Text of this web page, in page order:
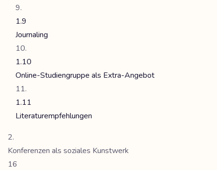
1.9
Journaling
1.10
Online-Studiengruppe als Extra-Angebot
1.11
Literaturempfehlungen
Konferenzen als soziales Kunstwerk
16